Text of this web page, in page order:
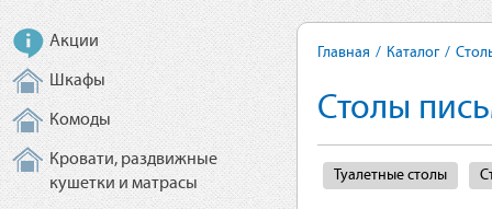
Акции
Шкафы
Комоды
Кровати, раздвижные
кушетки и матрасы
Главная / Каталог /
Столы
Туалетные столы